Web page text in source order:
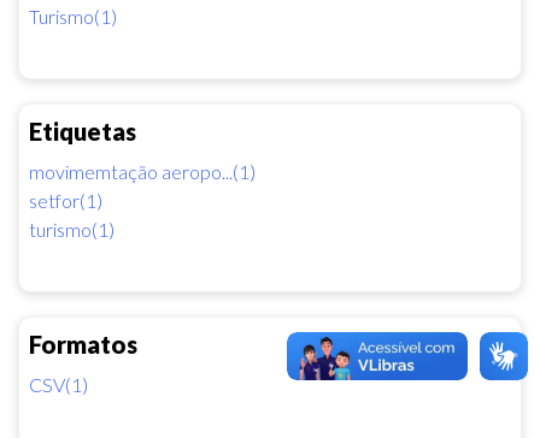
Turismo(1)
Etiquetas
movimemtação aeropo...(1)
setfor(1)
turismo(1)
Formatos
CSV(1)